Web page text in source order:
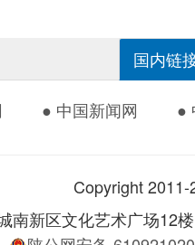
国内链
● 中国新闻网 ●
Copyright
南新区文化艺术广场